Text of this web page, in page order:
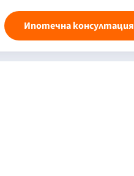
Ипотечна консултация